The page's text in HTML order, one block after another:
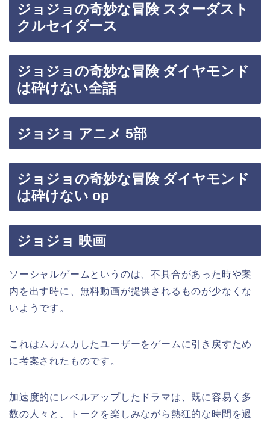
ジョジョの奇妙な冒険 スターダスト
クルセイダース
ジョジョの奇妙な冒険 ダイヤモンド
は砕けない全話
ジョジョ アニメ 5部
ジョジョの奇妙な冒険 ダイヤモンド
は砕けない op
ジョジョ 映画
ソーシャルゲームというのは、不具合があった時や案
内を出す時に、無料動画が提供されるものが少なくな
いようです。
これはムカムカしたユーザーをゲームに引き戻すため
に考案されたものです。
加速度的にレベルアップしたドラマは、既に容易く多
数の人々と、トークを楽しみながら熱狂的な時間を過